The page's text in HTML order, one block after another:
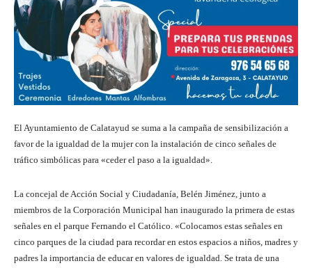
El Ayuntamiento de Calatayud se suma a la campaña de sensibilización a
favor de la igualdad de la mujer con la instalación de cinco señales de
tráfico simbólicas para «ceder el paso a la igualdad».
La concejal de Acción Social y Ciudadanía, Belén Jiménez, junto a
miembros de la Corporación Municipal han inaugurado la primera de estas
señales en el parque Fernando el Católico. «Colocamos estas señales en
cinco parques de la ciudad para recordar en estos espacios a niños, madres y
padres la importancia de educar en valores de igualdad. Se trata de una